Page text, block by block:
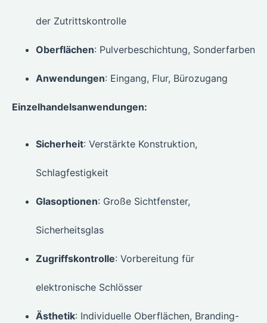
der Zutrittskontrolle
Oberflächen: Pulverbeschichtung, Sonderfarben
Anwendungen: Eingang, Flur, Bürozugang
Einzelhandelsanwendungen:
Sicherheit: Verstärkte Konstruktion,
Schlagfestigkeit
Glasoptionen: Große Sichtfenster,
Sicherheitsglas
Zugriffskontrolle: Vorbereitung für
elektronische Schlösser
Ästhetik: Individuelle Oberflächen, Branding-